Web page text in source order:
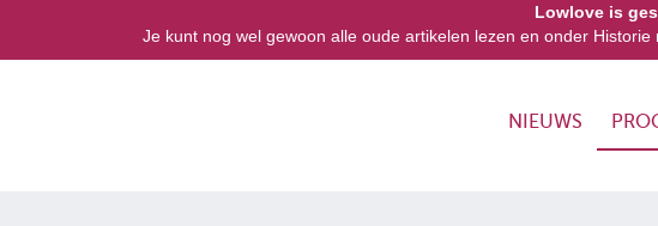
Lowlove is
Je kunt nog wel gewoon alle oude artikelen lezen en onder
NIEUWS